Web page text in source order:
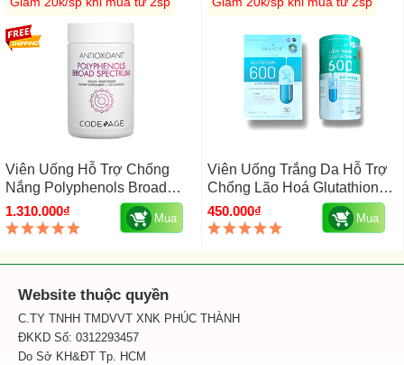
Viên Uống Hỗ Trợ Chống
Nắng Polyphenols Broad
Spectrum Codeage Của Mỹ
Hộp 120 Viên
1.310.000₫ Mua
Viên Uống Trắng Da Hỗ Trợ
Chống Lão Hoá Glutathione
600 Dr Lacir Hộp 30 Viên
450.000₫ Mua
Website thuộc quyền
C.TY TNHH TMDVVT XNK PHÚC THÀNH
ĐKKD Số: 0312293457
Do Sở KH&ĐT Tp. HCM